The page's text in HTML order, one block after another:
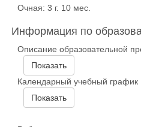
Очная: 3 г. 10 мес.
Информация по
Описание образовательной
Показать
Календарный учебный график
Показать